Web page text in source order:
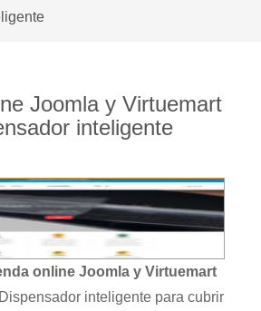
Joomla y Virtuemart
inteligente
online Joomla y Virtuemart
inteligente para cubrir